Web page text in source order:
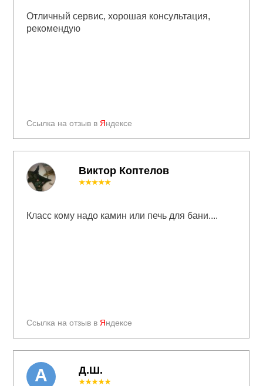
Ссылка на отзыв в Яндексе
Отличный сервис, хорошая консультация,
рекомендую
Ссылка на отзыв в Яндексе
★★★★★
Класс кому надо камин или печь для бани....
Д.Ш.
★★★★★
А
Виктор Коптелов